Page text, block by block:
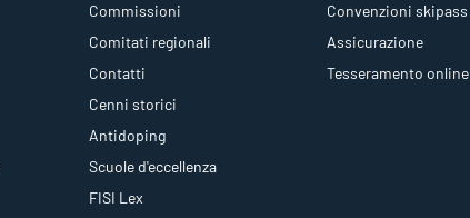
Commissioni
Comitati regionali
Contatti
Cenni storici
Antidoping
Scuole d'eccellenza
FISI Lex
Convenzioni skipass
Assicurazione
Tesseramento online